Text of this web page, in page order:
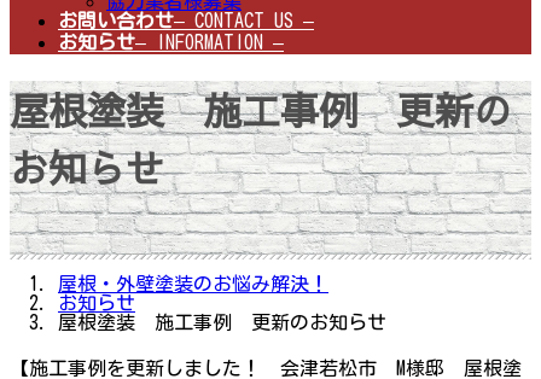
お問い合わせ– CONTACT US –
お知らせ– INFORMATION –
屋根塗装 施工事例 更新の
お知らせ
屋根・外壁塗装のお悩み解決！
お知らせ
屋根塗装 施工事例 更新のお知らせ
【施工事例を更新しました！ 会津若松市 M様邸 屋根塗